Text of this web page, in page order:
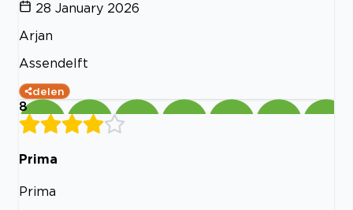
28 January 2026
Arjan
Assendelft
delen
8
Prima
Prima